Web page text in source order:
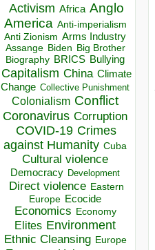
Activism Africa Anglo
America Anti-imperialism
Anti Zionism Arms Industry
Assange Biden Big Brother
Biography BRICS Bullying
Capitalism China Climate
Change Collective Punishment
Colonialism Conflict
Coronavirus Corruption
COVID-19 Crimes
against Humanity Cuba
Cultural violence
Democracy Development
Direct violence Eastern
Europe Ecocide
Economics Economy
Elites Environment
Ethnic Cleansing Europe